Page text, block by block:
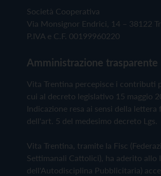
Società Cooperativa
Via Monsignor Endrici, 14 – 38122
P.IVA e C.F. 00199960220
Amministrazione trasparente
Vita Trentina percepisce i contributi
cui al decreto legislativo 15 maggio
Indicazione resa ai sensi della lettera
dell'art. 5 del medesimo decreto Lgs.
Vita Trentina, tramite la Fisc
Settimanali Cattolici), ha aderito allo
dell'Autodisciplina Pubblicitaria)